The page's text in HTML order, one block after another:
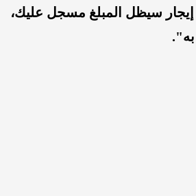
إيجار سيظل المبلغ مسجل عليك،